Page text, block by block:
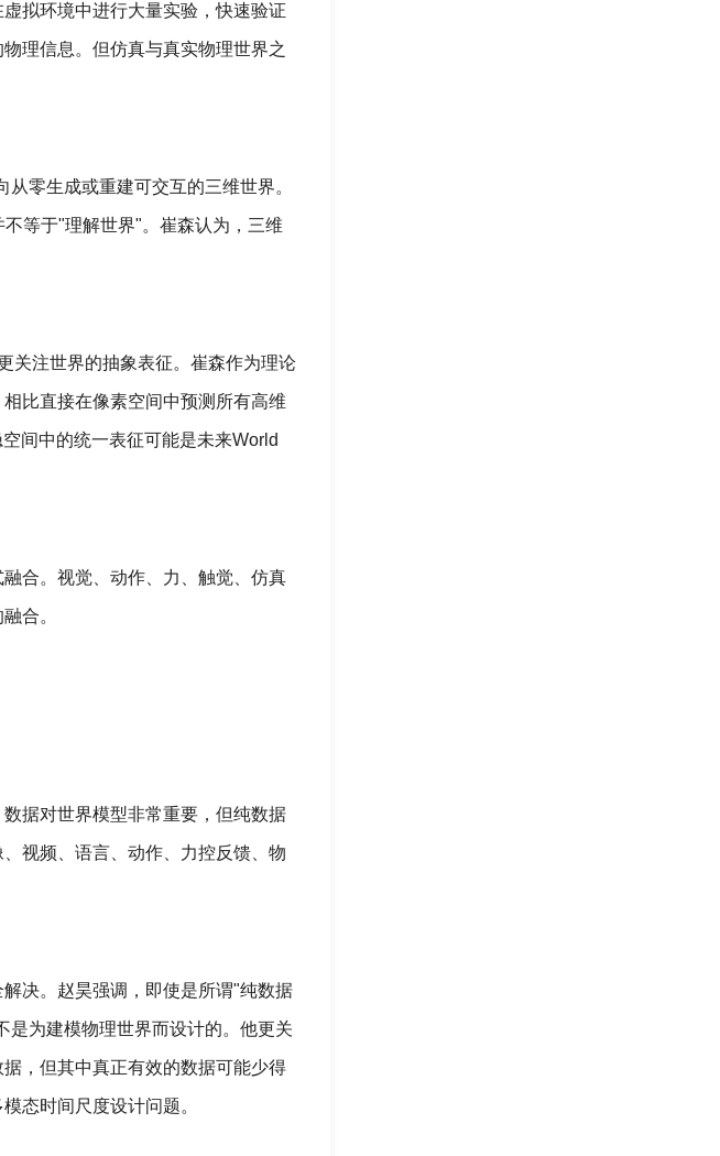
拟环境中进行大量实验，快速验证
理信息。但仿真与真实物理世界之
零生成或重建可交互的三维世界。
等于"理解世界"。崔森认为，三维
关注世界的抽象表征。崔森作为理论
比直接在像素空间中预测所有高维
间中的统一表征可能是未来World
合。视觉、动作、力、触觉、仿真
合。
据对世界模型非常重要，但纯数据
视频、语言、动作、力控反馈、物
决。赵昊强调，即使是所谓"纯数据
是为建模物理世界而设计的。他更关
，但其中真正有效的数据可能少得
态时间尺度设计问题。